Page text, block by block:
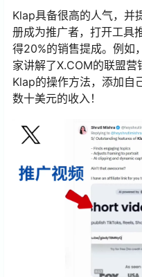
Klap具备很高的人气，并
册成为推广者，打开工具
得20%的销售提成。例如
家讲解了X.COM的联盟
Klap的操作方法，添加自
数十美元的收入！